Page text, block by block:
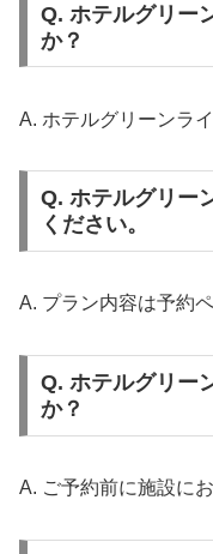
Q. ホテルグリー
か？
A. ホテルグリーンラ
Q. ホテルグリー
ください。
A. プラン内容は予約
Q. ホテルグリー
か？
A. ご予約前に施設に